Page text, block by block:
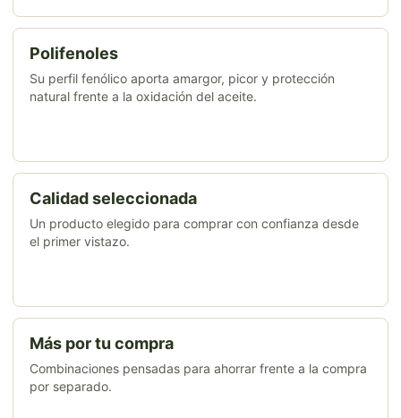
Polifenoles
Su perfil fenólico aporta amargor, picor y protección
natural frente a la oxidación del aceite.
Calidad seleccionada
Un producto elegido para comprar con confianza desde
el primer vistazo.
Más por tu compra
Combinaciones pensadas para ahorrar frente a la compra
por separado.